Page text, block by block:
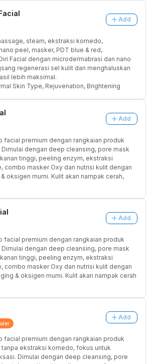
Add
steam, ekstraksi komedo,
peel, masker, PDT blue & red,
Facial dengan microdermabrasi dan nano
regenerasi sel kulit dan menghaluskan
lebih maksimal.
Skin Type, Rejuvenation, Brightening
Add
facial premium dengan rangkaian produk
dengan deep cleansing, pore mask
tinggi, peeling enzym, ekstraksi
combo masker Oxy dan nutrisi kulit dengan
oksigen murni. Kulit akan nampak cerah,
Add
facial premium dengan rangkaian produk
dengan deep cleansing, pore mask
tinggi, peeling enzym, ekstraksi
combo masker Oxy dan nutrisi kulit dengan
& oksigen murni. Kulit akan nampak cerah
Add
facial premium dengan rangkaian produk
ekstraksi komedo, fokus untuk
Dimulai dengan deep cleansing, pore